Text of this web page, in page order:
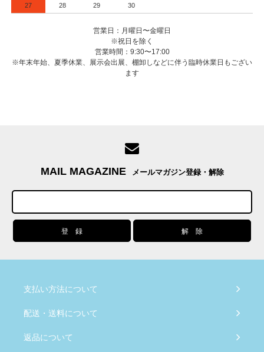
27 28 29 30
営業日：月曜日〜金曜日
※祝日を除く
営業時間：9:30〜17:00
※年末年始、夏季休業、展示会出展、棚卸しなどに伴う臨時休業日もござい
ます
MAIL MAGAZINE メールマガジン登録・解除
支払い方法について
配送・送料について
返品について